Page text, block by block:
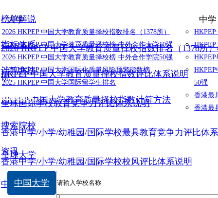
大学
2026 HKPEP 中国大学教育质量择校指数排名（1378所）
2026 HKPEP 中国大学教育质量择校榜·中外合作大学10强
2026 HKPEP 中国大学教育质量择校榜·中外合作学院50强
2025 HKPEP 中国大学国际化质量风险预警指数榜
2025 HKPEP 中国大学国际留学生排名
中学
50强
香港最
香港最
榜单解说
2026 HKPEP 中国大学教育质量择校指数排名（1378所
说
指标体系
HKPEP 中国大学教育质量择校指数评比体系说明
全球国际学校教育竞争力评比体系说明
香港中学/小学/幼稚园/国际学校最具教育竞争力评比体
香港中学/小学/幼稚园/国际学校校风评比体系说明
计算方法
HKPEP 中国大学教育质量择校指数计算方法
数据提交
搜索院校
全球大学
中国大学
资讯
中国大学